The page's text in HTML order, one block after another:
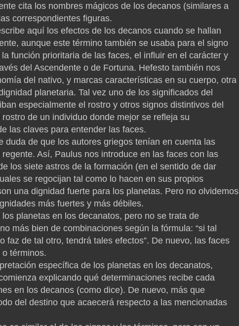
cita los nombres mágicos de los decanos (similares a
correspondientes figuras.
aquí los efectos de los decanos cuando se hallan
aunque este término también se usaba para el signo
función prioritaria de las faces, el influir en el carácter y
del Ascendente o de Fortuna. Hefesto también nos
del nativo, y marcas características en su cuerpo, otra
planetaria. Tal vez uno de los significados del
especialmente el rostro y otros signos distintivos del
de un individuo donde mejor se refleja su
las claves para entender las faces.
duda de que los autores griegos tenían en cuenta las
Así, Paulus nos introduce en las faces con las
los siete astros de la formación (en el sentido de dar
se regocijan tal como lo hacen en sus propios
una dignidad fuerte para los planetas. Pero no olvidemos
más fuertes y más débiles.
planetas en los decanatos, pero no se trata de
más bien de combinaciones según la fórmula: “si tal
faz de tal otro, tendrá tales efectos”. De nuevo, las faces
términos.
específica de los planetas en los decanatos,
explicando qué determinaciones recibe cada
en los decanos (como dice). De nuevo, más que
del destino que acaecerá respecto a las mencionadas